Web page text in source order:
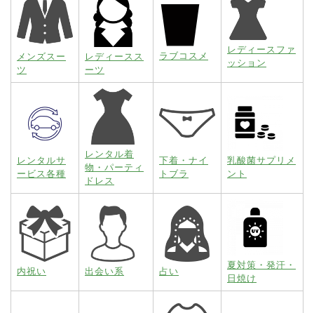
メンズスー
ツ
レディースス
ーツ
ラブコスメ
レディースファ
ッション
レンタルサ
ービス各種
レンタル着
物・パーティ
ドレス
下着・ナイ
トブラ
乳酸菌サプリメ
ント
内祝い 出会い系 占い
夏対策・発汗・
日焼け